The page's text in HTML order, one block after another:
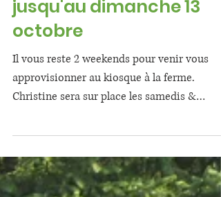
Le kiosque est ouvert
jusqu'au dimanche 13
octobre
Il vous reste 2 weekends pour venir vous
Christine sera sur place les samedis &